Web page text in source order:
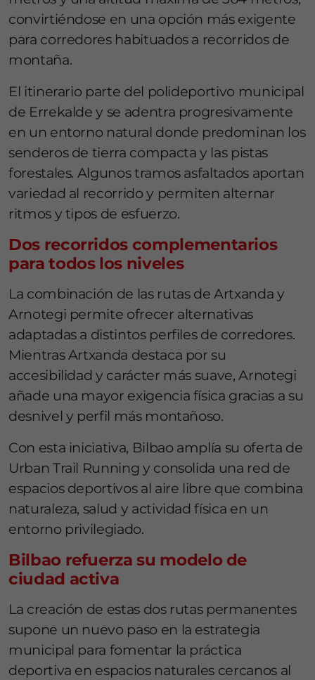
convirtiéndose en una opción más exigente
para corredores habituados a recorridos de
montaña.
El itinerario parte del polideportivo municipal
de Errekalde y se adentra progresivamente
en un entorno natural donde predominan los
senderos de tierra compacta y las pistas
forestales. Algunos tramos asfaltados aportan
variedad al recorrido y permiten alternar
ritmos y tipos de esfuerzo.
Dos recorridos complementarios
para todos los niveles
La combinación de las rutas de Artxanda y
Arnotegi permite ofrecer alternativas
adaptadas a distintos perfiles de corredores.
Mientras Artxanda destaca por su
accesibilidad y carácter más suave, Arnotegi
añade una mayor exigencia física gracias a su
desnivel y perfil más montañoso.
Con esta iniciativa, Bilbao amplía su oferta de
Urban Trail Running y consolida una red de
espacios deportivos al aire libre que combina
naturaleza, salud y actividad física en un
entorno privilegiado.
Bilbao refuerza su modelo de
ciudad activa
La creación de estas dos rutas permanentes
supone un nuevo paso en la estrategia
municipal para fomentar la práctica
deportiva en espacios naturales cercanos al